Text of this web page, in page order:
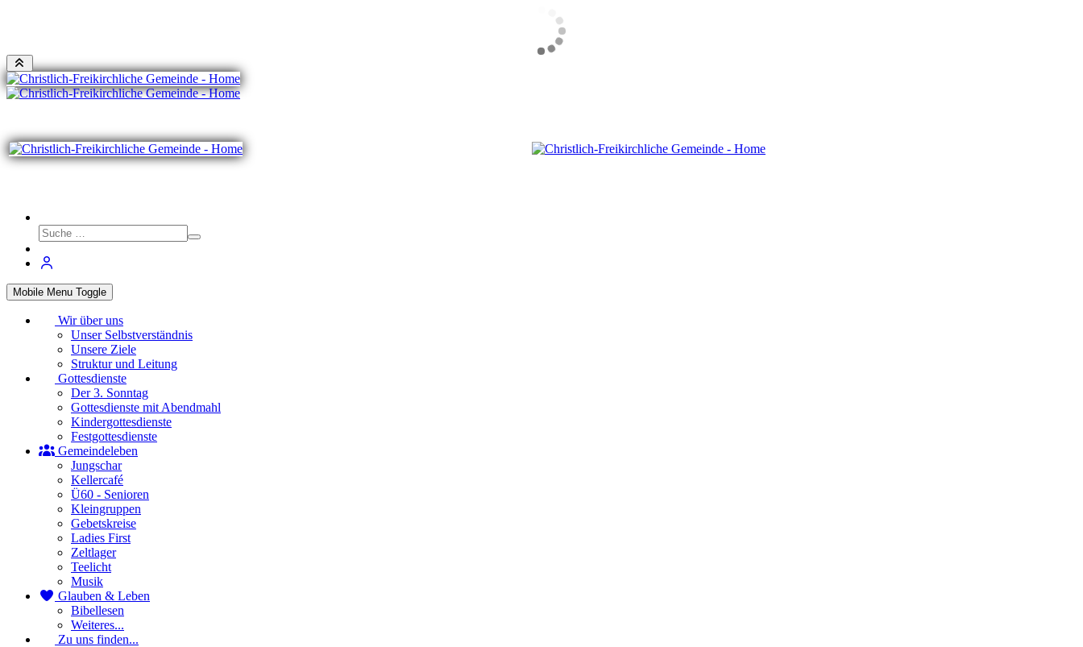
Mobile Menu Toggle
Wir über uns
Unser Selbstverständnis
Unsere Ziele
Struktur und Leitung
Gottesdienste
Der 3. Sonntag
Gottesdienste mit Abendmahl
Kindergottesdienste
Festgottesdienste
Gemeindeleben
Jungschar
Kellercafé
Ü60 - Senioren
Kleingruppen
Gebetskreise
Ladies First
Zeltlager
Teelicht
Musik
Glauben & Leben
Bibellesen
Weiteres...
Zu uns finden...